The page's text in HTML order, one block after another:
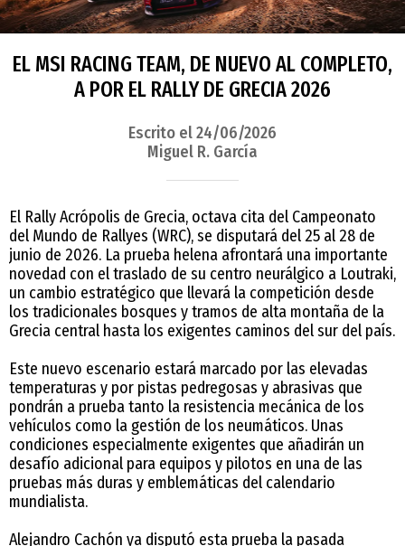
EL MSI RACING TEAM, DE NUEVO AL COMPLETO,
A POR EL RALLY DE GRECIA 2026
Escrito el 24/06/2026
Miguel R. García
El Rally Acrópolis de Grecia, octava cita del Campeonato
del Mundo de Rallyes (WRC), se disputará del 25 al 28 de
junio de 2026. La prueba helena afrontará una importante
novedad con el traslado de su centro neurálgico a Loutraki,
un cambio estratégico que llevará la competición desde
los tradicionales bosques y tramos de alta montaña de la
Grecia central hasta los exigentes caminos del sur del país.
Este nuevo escenario estará marcado por las elevadas
temperaturas y por pistas pedregosas y abrasivas que
pondrán a prueba tanto la resistencia mecánica de los
vehículos como la gestión de los neumáticos. Unas
condiciones especialmente exigentes que añadirán un
desafío adicional para equipos y pilotos en una de las
pruebas más duras y emblemáticas del calendario
mundialista.
Alejandro Cachón ya disputó esta prueba la pasada